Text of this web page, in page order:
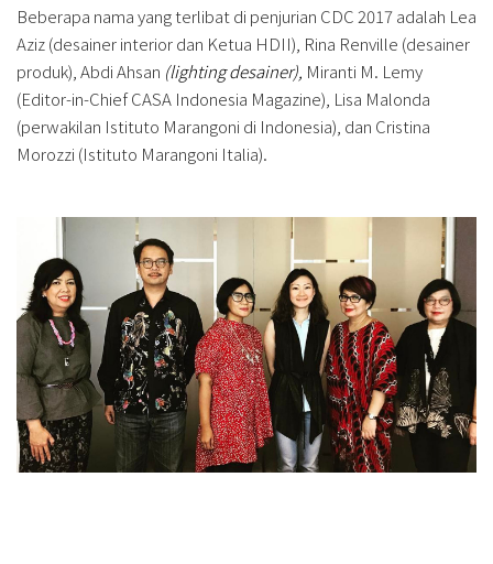
Beberapa nama yang terlibat di penjurian CDC 2017 adalah Lea
Aziz (desainer interior dan Ketua HDII), Rina Renville (desainer
produk), Abdi Ahsan (lighting desainer), Miranti M. Lemy
(Editor-in-Chief CASA Indonesia Magazine), Lisa Malonda
(perwakilan Istituto Marangoni di Indonesia), dan Cristina
Morozzi (Istituto Marangoni Italia).